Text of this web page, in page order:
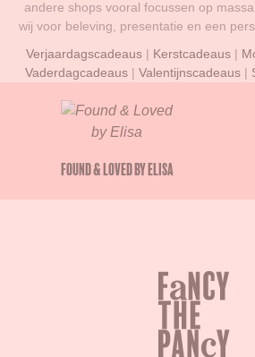
andere shops vooral focussen op
wij voor beleving, presentatie en een
Verjaardagscadeaus| Kerstcadeaus|
Vaderdagcadeaus | Valentijnscadeaus |
Found & Loved by Elisa